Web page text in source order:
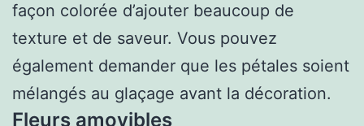
façon colorée d’ajouter beaucoup de
texture et de saveur. Vous pouvez
également demander que les pétales soient
mélangés au glaçage avant la décoration.
Fleurs amovibles